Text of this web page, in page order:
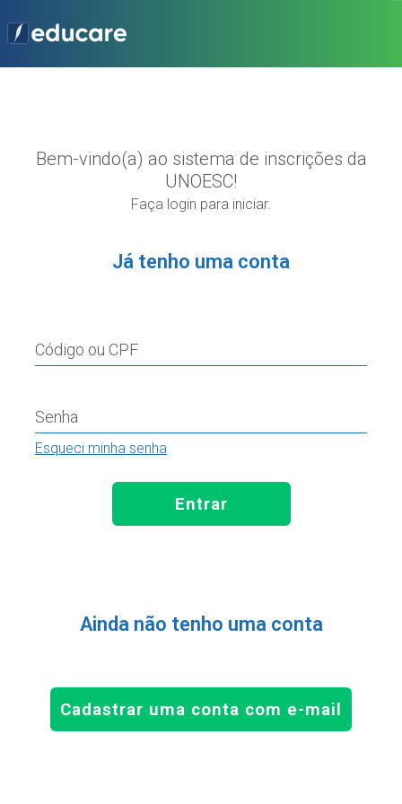
Bem-vindo(a) ao sistema de inscrições da
UNOESC!
Faça login para iniciar.
Já tenho uma conta
Código ou CPF
Senha
Esqueci minha senha
Entrar
Ainda não tenho uma conta
Cadastrar uma conta com e-mail